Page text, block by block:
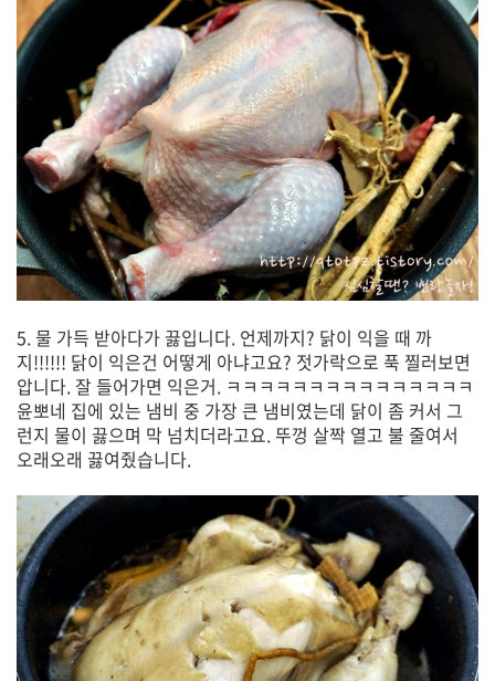
5. 물 가득 받아다가 끓입니다. 언제까지? 닭이 익을 때 까
지!!!!!! 닭이 익은건 어떻게 아냐고요? 젓가락으로 푹 찔러보면
압니다. 잘 들어가면 익은거. ㅋㅋㅋㅋㅋㅋㅋㅋㅋㅋㅋㅋㅋㅋㅋ
윤뽀네 집에 있는 냄비 중 가장 큰 냄비였는데 닭이 좀 커서 그
런지 물이 끓으며 막 넘치더라고요. 뚜껑 살짝 열고 불 줄여서
오래오래 끓여줬습니다.